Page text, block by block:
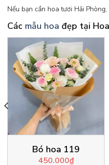
Nếu bạn cần hoa tươi Hải
Các mẫu hoa đẹp tại
Bó hoa 119
450.000₫